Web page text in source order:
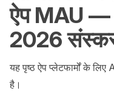
ऐप MAU
2026
यह पृष्ठ ऐप प्लेटफार्मों के
है।